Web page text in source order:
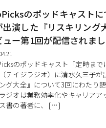
のポッドキャストに
出演した『リスキリング
ュー第1回が配信されま
のポッドキャスト「定時まで
テイジラジオ）に清水久三子が
グ大全』について3回にわたり
ジオは業務効率化やキャリアア
書の著者に、 […]